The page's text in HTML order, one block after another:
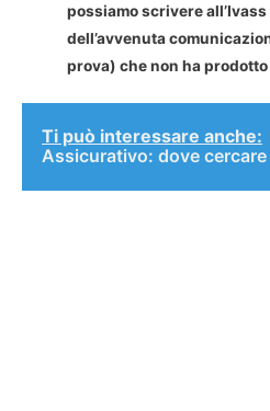
possiamo scrivere
dell’avvenuta
prova) che non ha
Ti può interessare anche:
Assicurativo: dove cercare